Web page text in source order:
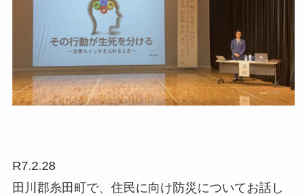
R7.2.28
田川郡糸田町で、住民に向け防災についてお話し